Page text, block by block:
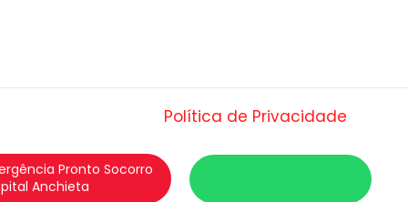
Pronto Socorro
Anchieta
Política de Privacidade